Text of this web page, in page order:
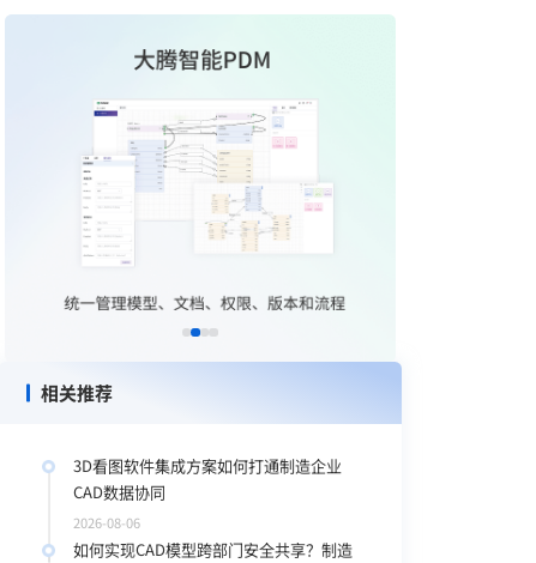
相关推荐
3D看图软件集成方案如何打通制造企业
CAD数据协同
2026-08-06
如何实现CAD模型跨部门安全共享？制造